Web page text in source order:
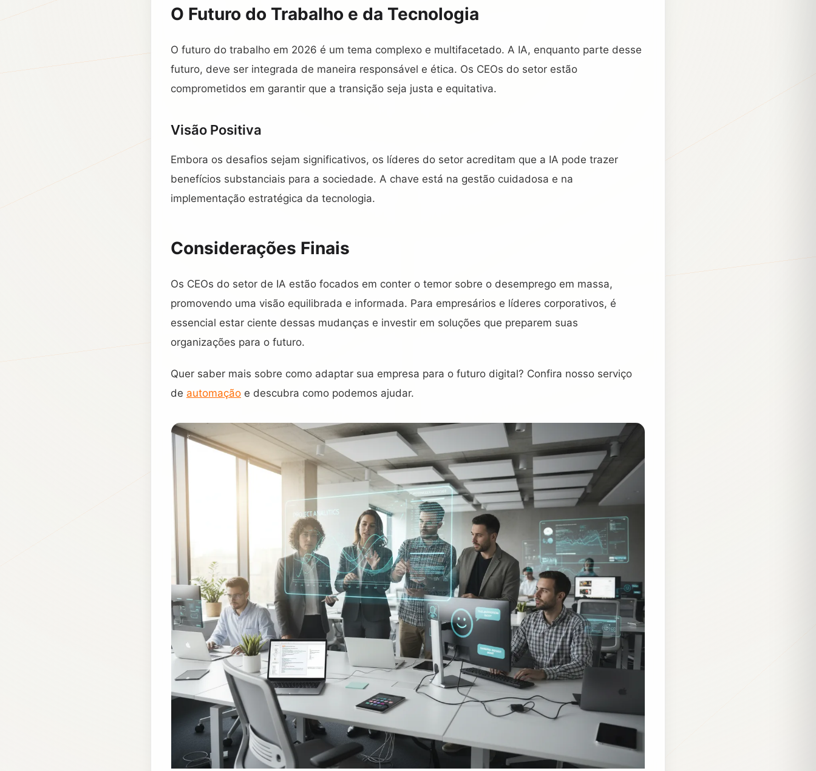
O Futuro do Trabalho e da Tecnologia
O futuro do trabalho em 2026 é um tema complexo e multifacetado. A IA, enquanto parte desse
futuro, deve ser integrada de maneira responsável e ética. Os CEOs do setor estão
comprometidos em garantir que a transição seja justa e equitativa.
Visão Positiva
Embora os desafios sejam significativos, os líderes do setor acreditam que a IA pode trazer
benefícios substanciais para a sociedade. A chave está na gestão cuidadosa e na
implementação estratégica da tecnologia.
Considerações Finais
Os CEOs do setor de IA estão focados em conter o temor sobre o desemprego em massa,
promovendo uma visão equilibrada e informada. Para empresários e líderes corporativos, é
essencial estar ciente dessas mudanças e investir em soluções que preparem suas
organizações para o futuro.
Quer saber mais sobre como adaptar sua empresa para o futuro digital? Confira nosso serviço
de automação e descubra como podemos ajudar.